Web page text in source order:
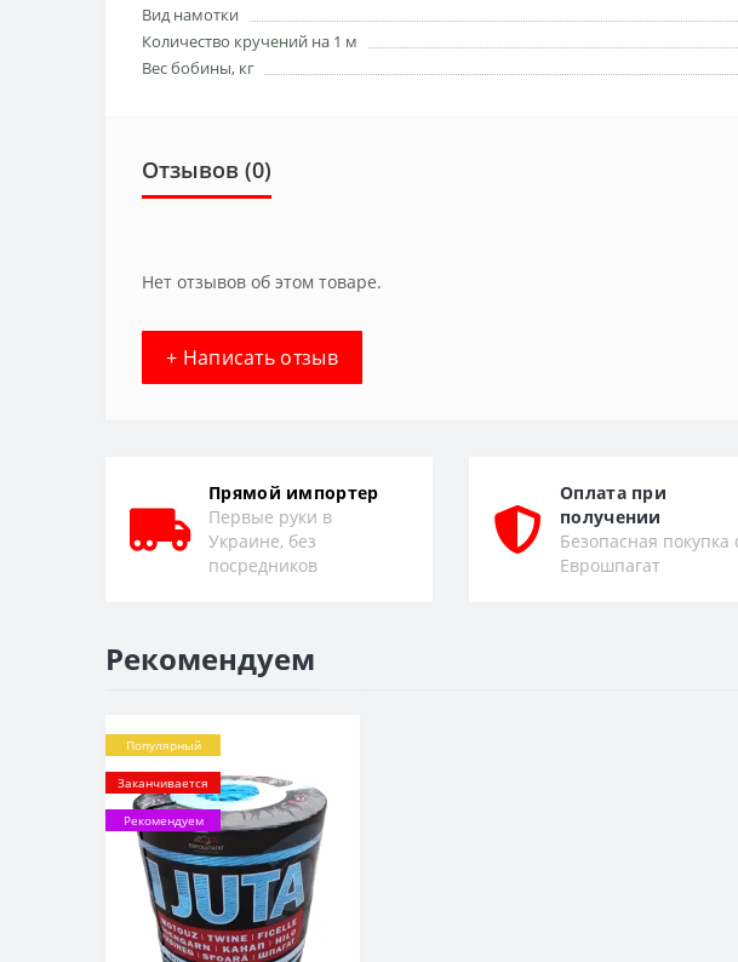
Вид намотки
Количество кручений на 1 м
Вес бобины, кг
Отзывов (0)
Нет отзывов об этом товаре.
+ Написать отзыв
Прямой импортер
Первые руки в
Украине, без
посредников
Оплата при
получении
Безопасная покупка
Еврошпагат
Рекомендуем
Популярный
Заканчивается
Рекомендуем